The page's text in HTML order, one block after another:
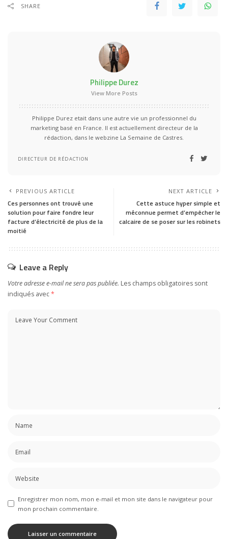
SHARE
Philippe Durez
View More Posts
Philippe Durez etait dans une autre vie un professionnel du
marketing basé en France. Il est actuellement directeur de la
rédaction, dans le webzine La Semaine de Castres.
DIRECTEUR DE RÉDACTION
PREVIOUS ARTICLE
Ces personnes ont trouvé une
solution pour faire fondre leur
facture d’électricité de plus de la
moitié
NEXT ARTICLE
Cette astuce hyper simple et
méconnue permet d’empêcher le
calcaire de se poser sur les robinets
Leave a Reply
Votre adresse e-mail ne sera pas publiée. Les champs obligatoires sont
indiqués avec*
Enregistrer mon nom, mon e-mail et mon site dans le navigateur pour
mon prochain commentaire.